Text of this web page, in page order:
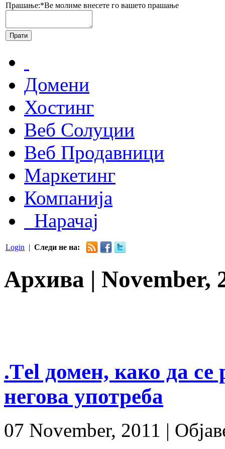
Прашање:*Ве молиме внесете го вашето прашање
Домени
Хостинг
Веб Солуции
Веб Продавници
Маркетинг
Компанија
Нарачај
Login | Следи не на:
Архива | November,
.Тel домен, како да
негова употреба
07 November, 2011 |